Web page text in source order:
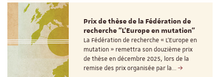
Prix de thèse de la Fédération de
recherche "L’Europe en mutation"
La Fédération de recherche « L’Europe en
mutation » remettra son douzième prix
de thèse en décembre 2025, lors de la
remise des prix organisée par la…